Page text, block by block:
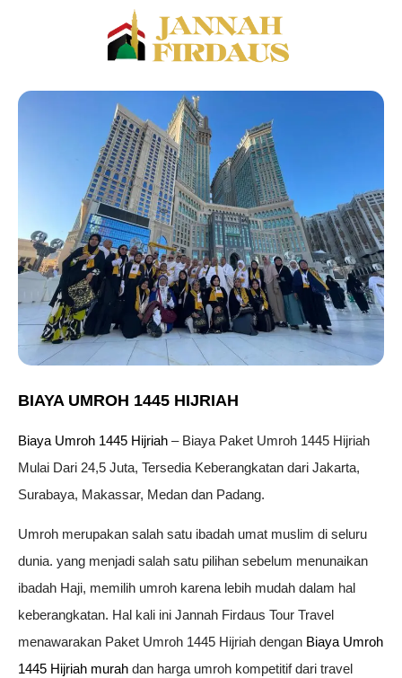
BIAYA UMROH 1445 HIJRIAH
Biaya Umroh 1445 Hijriah – Biaya Paket Umroh 1445 Hijriah
Mulai Dari 24,5 Juta, Tersedia Keberangkatan dari Jakarta,
Surabaya, Makassar, Medan dan Padang.
Umroh merupakan salah satu ibadah umat muslim di seluru
dunia. yang menjadi salah satu pilihan sebelum menunaikan
ibadah Haji, memilih umroh karena lebih mudah dalam hal
keberangkatan. Hal kali ini Jannah Firdaus Tour Travel
menawarakan Paket Umroh 1445 Hijriah dengan Biaya Umroh
1445 Hijriah murah dan harga umroh kompetitif dari travel